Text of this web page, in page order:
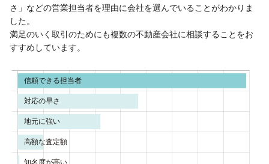
さ」などの営業担当者を理由に会社を選んでいることがわかりま
した。
満足のいく取引のためにも複数の不動産会社に相談することをお
すすめしています。